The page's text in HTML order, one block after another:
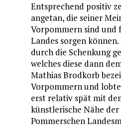
Entsprechend positiv
angetan, die seiner
Vorpommern sind und
Landes sorgen
durch die Schenkung
welches diese dann
Mathias Brodkorb
Vorpommern und
erst relativ spät mit
künstlerische Nähe
Pommerschen